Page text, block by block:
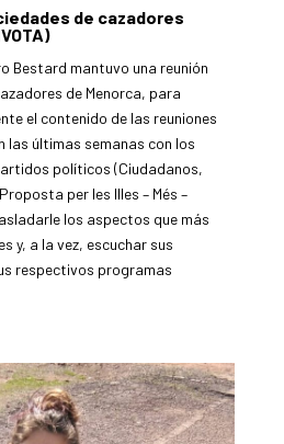
de cazadores
Bestard mantuvo una reunión
de Menorca, para
el contenido de las reuniones
las últimas semanas con los
políticos (Ciudadanos,
per les Illes – Més –
los aspectos que más
y, a la vez, escuchar sus
respectivos programas